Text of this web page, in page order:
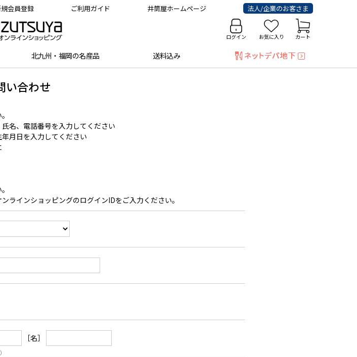
会員登録 ご利用ガイド 井筒屋ホームページ 法人/企業のお客さま
ログイン お気に入り カート
北九州・福岡の名産品 送料込み
い合わせ
名、電話番号を入力してください
月日を入力してください
ラインショッピングのログインIDをご入力ください。
［名］